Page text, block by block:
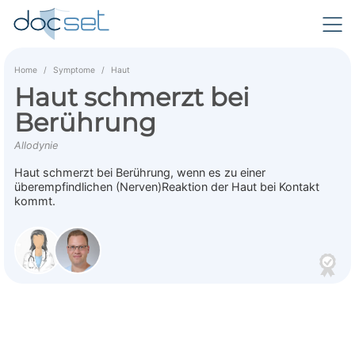
Home Symptome Haut
Haut schmerzt bei
Berührung
Allodynie
Haut schmerzt bei Berührung, wenn es zu einer
überempfindlichen (Nerven)Reaktion der Haut bei Kontakt
kommt.